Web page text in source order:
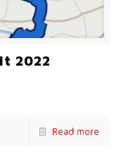
2022
rit.
Read more